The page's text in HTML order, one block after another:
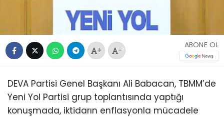
+ -
ABONE OL
DEVA Partisi Genel Başkanı Ali Babacan, TBMM’de
Yeni Yol Partisi grup toplantısında yaptığı
konuşmada, iktidarın enflasyonla mücadele